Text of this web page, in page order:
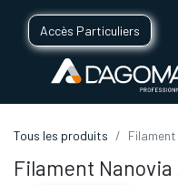
Accès Particuliers
Tous les produits
Filament Nanovia